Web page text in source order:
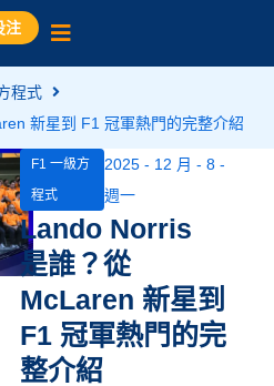
注
程式
新星到 F1 冠軍熱門的完整介紹
F1 一級方
程式
2025 - 12 月 - 8 -
週一
Lando Norris
是誰？從
McLaren 新星到
F1 冠軍熱門的完
整介紹